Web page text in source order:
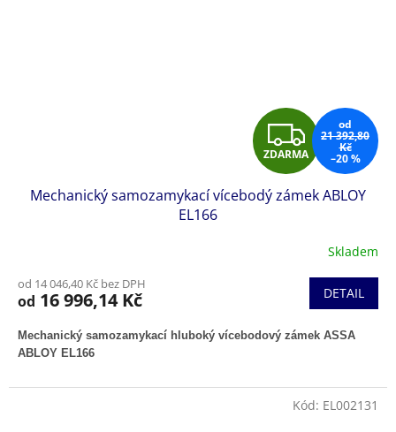
Z
D
A
R
M
A
ZDARMA
od
21 392,80
Kč
–20 %
Mechanický samozamykací vícebodý zámek ABLOY
EL166
Skladem
od 14 046,40 Kč bez DPH
od 16 996,14 Kč DETAIL
Mechanický samozamykací hluboký vícebodový zámek ASSA
ABLOY EL166
Kód: EL002131